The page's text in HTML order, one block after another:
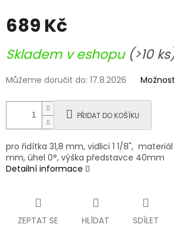
689 Kč
cena:
Skladem v eshopu (>10
Můžeme doručit do: 17.8.2026
PŘIDAT DO KOŠÍKU
pro řidítka 31,8 mm, vidlici 1 1/8", materiál
mm, úhel 0°, výška představce 40mm
Detailní informace
ZEPTAT SE HLÍDAT SDÍLET